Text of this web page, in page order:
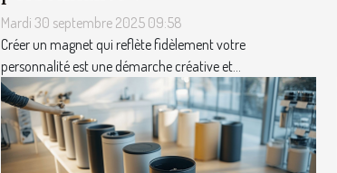
Mardi 30 septembre 2025 09:58
Créer un magnet qui reflète fidèlement votre
personnalité est une démarche créative et...